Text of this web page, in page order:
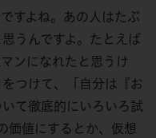
すよね。あの人はたぶ
うんですよ。たとえば
ンになれたと思うけ
つけて、「自分は『お
て徹底的にいろいろ試
価値にするとか、仮想